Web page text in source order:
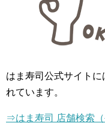
はま寿司公式サイト
れています。
⇒はま寿司 店舗検索（